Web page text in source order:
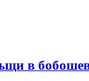
в